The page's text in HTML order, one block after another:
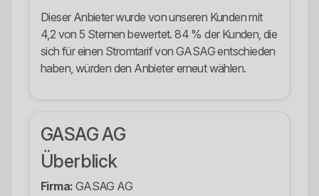
Dieser Anbieter wurde von unseren Kunden mit
4,2 von 5 Sternen bewertet. 84 % der Kunden, die
sich für einen Stromtarif von GASAG entschieden
haben, würden den Anbieter erneut wählen.
GASAG AG
Überblick
Firma: GASAG AG